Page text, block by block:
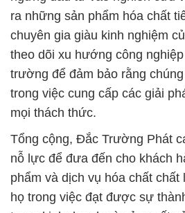
Sunphat Kẽm Bột 7H2O Việt
# Đơn vị cung ứng ≤ phân
Sulfate | Sunphat Kẽm Bột
# Địa chỉ chuyên thương mại –
Sulfate | Sunphat Kẽm Bột
# Cty thương mại © bán hóa
# Đơn vị phân phối π kinh
Sulfate | Sunphat Kẽm Bột
# Nơi chuyên kinh doanh /
Sulfate | Sunphat Kẽm Bột